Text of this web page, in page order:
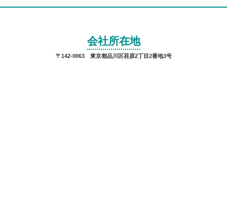
会社所在地
〒142-0063 東京都品川区荏原2丁目2番地3号